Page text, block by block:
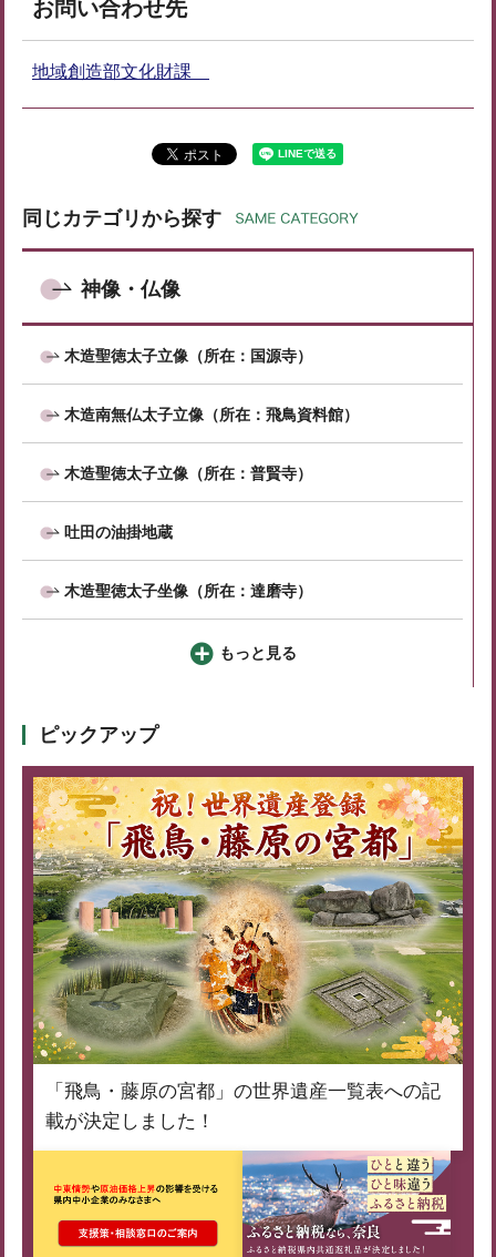
お問い合わせ先
地域創造部文化財課
同じカテゴリから探す
神像・仏像
木造聖徳太子立像（所在：国源寺）
木造南無仏太子立像（所在：飛鳥資料館）
木造聖徳太子立像（所在：普賢寺）
吐田の油掛地蔵
木造聖徳太子坐像（所在：達磨寺）
もっと見る
ピックアップ
「飛鳥・藤原の宮都」の世界遺産一覧表への記
載が決定しました！